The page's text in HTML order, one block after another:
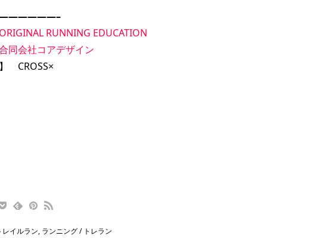
ORIGINAL RUNNING EDUCATION
同会社コアデザイン
】 CROSS×
レイルラン, ランニング / トレラン